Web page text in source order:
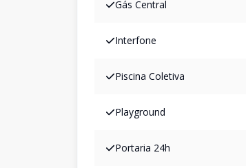
Gás Central
Interfone
Piscina Coletiva
Playground
Portaria 24h